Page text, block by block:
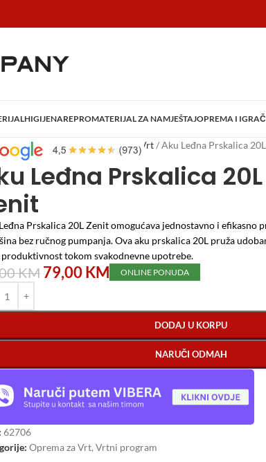
HIGIJENAREPROMATERIJAL ZA NAMJEŠTAJOPREMA I
/Vrtni program /Oprema za Vrt/Aku Leđna Prskalica
Leđna Prskalica 20L
Prskalica 20L Zenit omogućava jednostavno i efikasno
bez ručnog pumpanja. Ova aku prskalica 20L pruža
produktivnost tokom svakodnevne upotrebe.
KM 79,00KM ONLINE PONUDA
DODAJ U KORPU
NARUČI ODMAH
62706
Oprema za Vrt, Vrtni program